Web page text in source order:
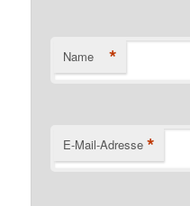
Name *
E-Mail-Adresse *